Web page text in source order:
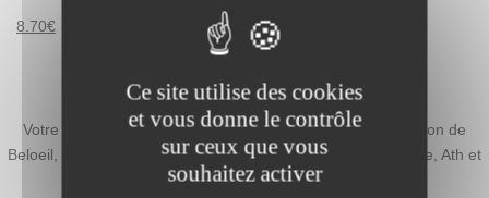
8.70€
JD Elec– Zone d’intervention
Votre professionnel se déplace principalement dans la région de
Beloeil, mais également à Sirault, Chièvres, Bernissart, Leuze, Ath et
jusque Mons.
Ce site utilise des cookies
et vous donne le contrôle
sur ceux que vous
souhaitez activer